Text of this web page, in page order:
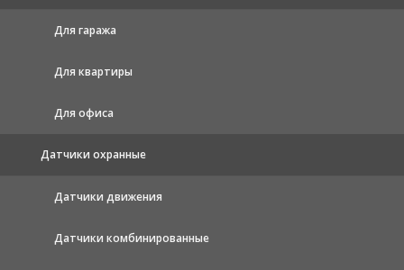
Для гаража
Для квартиры
Для офиса
Датчики охранные
Датчики движения
Датчики комбинированные